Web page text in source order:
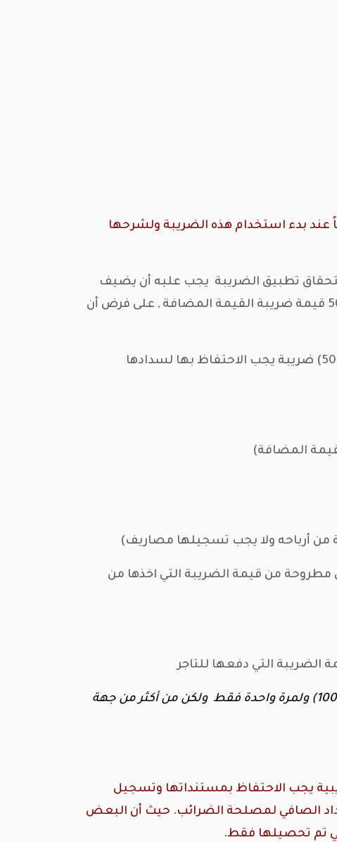
عند بدء استخدام هذه الضريبة ولشرحها
الضريبة فإنه بعد استحقاق تطبيق الضريبة يجب عليه أن يضيف
قيمة الضريبة على هذا المنتج, ولنفرض أنه جاء تاجر واشترى هذا المنتج منه بمبلغ1050 (1000+ 50 قيمة ضريبة القيمة المضافة , على فرض أن
التاجر قام بتسديد مبلغ 1050 لصاحب المصنع, وبالتالي تم تحصيل قيمة المنتج كاملة (1000) + (50) ضريبة يجب الاحتفاظ بها لسدادها
التي دفعها للمعمل مطروحة من قيمة الضريبة التي اخذها من
بالنسبة لمؤسسة الضرائب ستقوم بتحصيل قيمة الضريبة التي دفعها المستهلك النهائي كاملة (100) ولمرة واحدة فقط ولكن من أكثر من جهة
يجب الاحتفاظ بمستنداتها وتسجيل
الصافي لمصلحة الضرائب. حيث أن البعض
تم تحصيلها فقط.